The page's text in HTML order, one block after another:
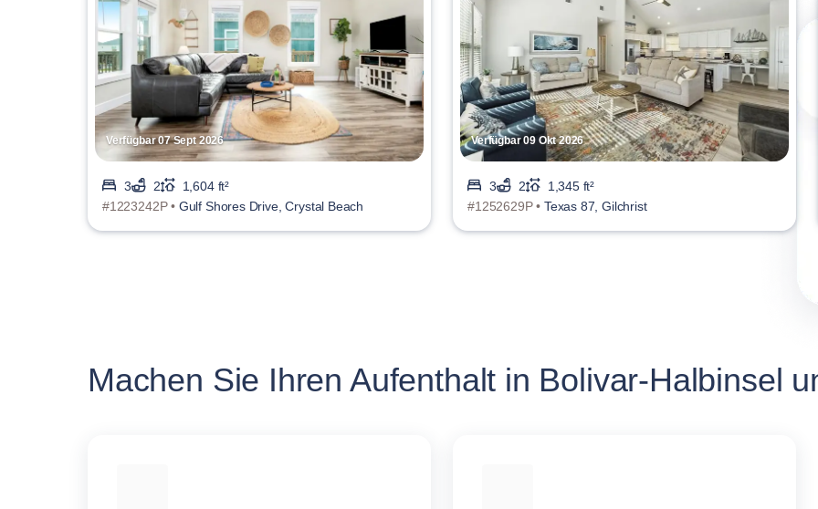
Verfügbar 07 Sept 2026
3 2
1,604 ft²
#1223242P • Gulf Shores Drive, Crystal Beach
Verfügbar 09 Okt 2026
3 2
1,345 ft²
#1252629P • Texas 87, Gilchrist
Machen Sie Ihren Aufenthalt in Bolivar-Halbinsel